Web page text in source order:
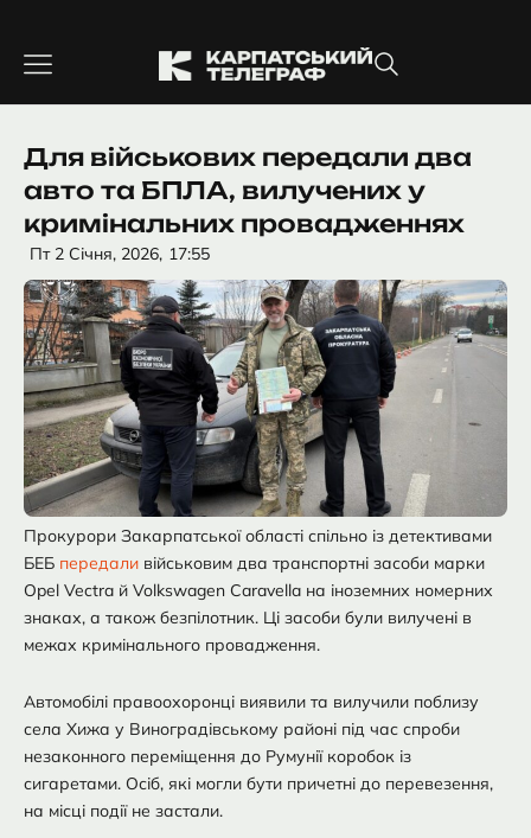
вмісту
Для військових передали два
авто та БПЛА, вилучених у
кримінальних провадженнях
Пт 2 Січня, 2026, 17:55
Прокурори Закарпатської області спільно із детективами
БЕБ передали військовим два транспортні засоби марки
Opel Vectra й Volkswagen Caravella на іноземних номерних
знаках, а також безпілотник. Ці засоби були вилучені в
межах кримінального провадження.
Автомобілі правоохоронці виявили та вилучили поблизу
села Хижа у Виноградівському районі під час спроби
незаконного переміщення до Румунії коробок із
сигаретами. Осіб, які могли бути причетні до перевезення,
на місці події не застали.